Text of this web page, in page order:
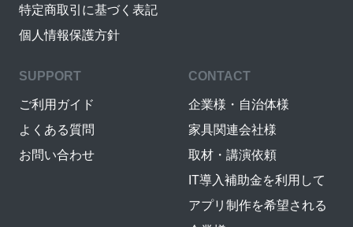
特定商取引に基づく表記
個人情報保護方針
SUPPORT
ご利用ガイド
よくある質問
お問い合わせ
CONTACT
企業様・自治体様
家具関連会社様
取材・講演依頼
IT導入補助金を利用して
アプリ制作を希望される